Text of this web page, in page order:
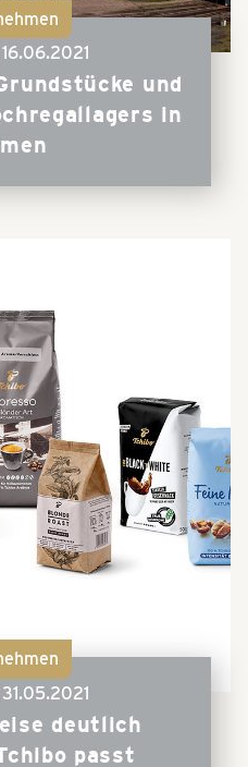
16.06.2021
und
in
31.05.2021
deutlich
passt